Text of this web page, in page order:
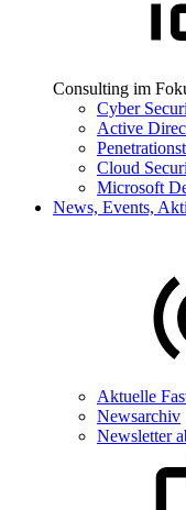
Consulting im
Cyber
Active
Cloud
Microsoft
News, Events,
Aktuelle
Newsarchiv
Newsletter